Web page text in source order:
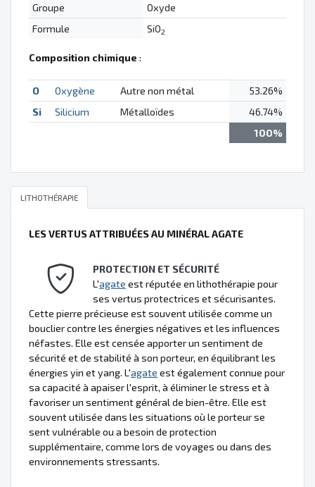
Groupe
Oxyde
Formule
SiO2
Composition chimique :
O Oxygène Autre non métal
53.26%
Si
Silicium Métalloïdes
46.74%
100%
LITHOTHÉRAPIE
LES VERTUS ATTRIBUÉES AU MINÉRAL AGATE
PROTECTION ET SÉCURITÉ
L'agate est réputée en lithothérapie pour
ses vertus protectrices et sécurisantes.
Cette pierre précieuse est souvent utilisée comme un
bouclier contre les énergies négatives et les influences
néfastes. Elle est censée apporter un sentiment de
sécurité et de stabilité à son porteur, en équilibrant les
énergies yin et yang. L'agate est également connue pour
sa capacité à apaiser l'esprit, à éliminer le stress et à
favoriser un sentiment général de bien-être. Elle est
souvent utilisée dans les situations où le porteur se
sent vulnérable ou a besoin de protection
supplémentaire, comme lors de voyages ou dans des
environnements stressants.